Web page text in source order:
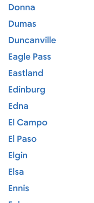
Donna
Dumas
Duncanville
Eagle Pass
Eastland
Edinburg
Edna
El Campo
El Paso
Elgin
Elsa
Ennis